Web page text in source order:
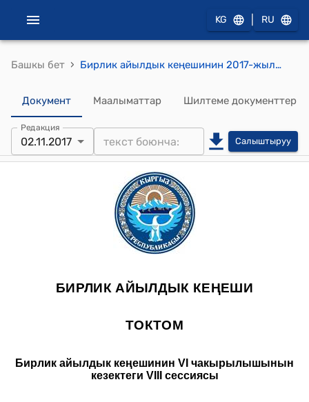
KG RU
Башкы бет › Бирлик айылдык кеңешинин 2017-жылдын 02-ноябры №40 "Бирлик айыл өкмөтүнүн 2017-жылда 9 ай ичиндеги аткарган иштеринин жыйынтыгы жөнүндө" токтому
Документ Маалыматтар Шилтеме документтер
Редакция
02.11.2017 Салыштыруу